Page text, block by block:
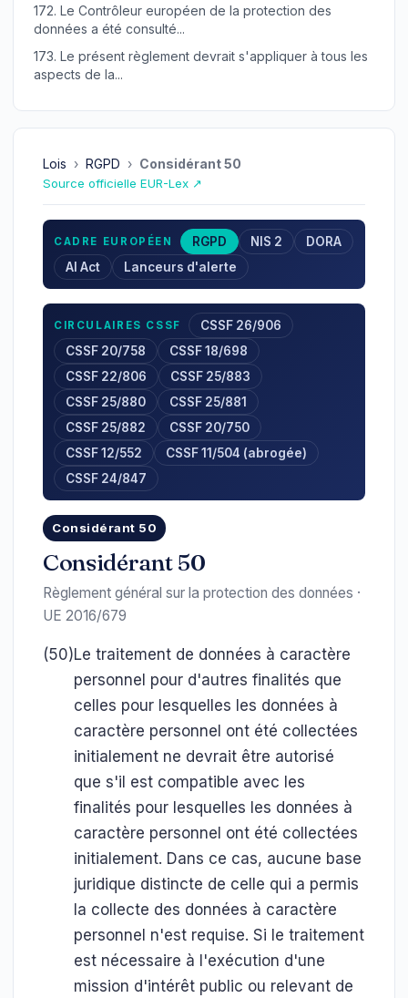
172. Le Contrôleur européen de la protection des
données a été consulté...
173. Le présent règlement devrait s'appliquer à tous les
aspects de la...
Lois › RGPD › Considérant 50
Source officielle EUR-Lex ↗
CADRE EUROPÉEN RGPD NIS 2
DORA
AI Act
Lanceurs d'alerte
CIRCULAIRES CSSF
CSSF 26/906
CSSF 20/758
CSSF 18/698
CSSF 22/806
CSSF 25/883
CSSF 25/880
CSSF 25/881
CSSF 25/882
CSSF 20/750
CSSF 12/552
CSSF 11/504 (abrogée)
CSSF 24/847
Considérant 50
Considérant 50
Règlement général sur la protection des données ·
UE 2016/679
(50)Le traitement de données à caractère
personnel pour d'autres finalités que
celles pour lesquelles les données à
caractère personnel ont été collectées
initialement ne devrait être autorisé
que s'il est compatible avec les
finalités pour lesquelles les données à
caractère personnel ont été collectées
initialement. Dans ce cas, aucune base
juridique distincte de celle qui a permis
la collecte des données à caractère
personnel n'est requise. Si le traitement
est nécessaire à l'exécution d'une
mission d'intérêt public ou relevant de